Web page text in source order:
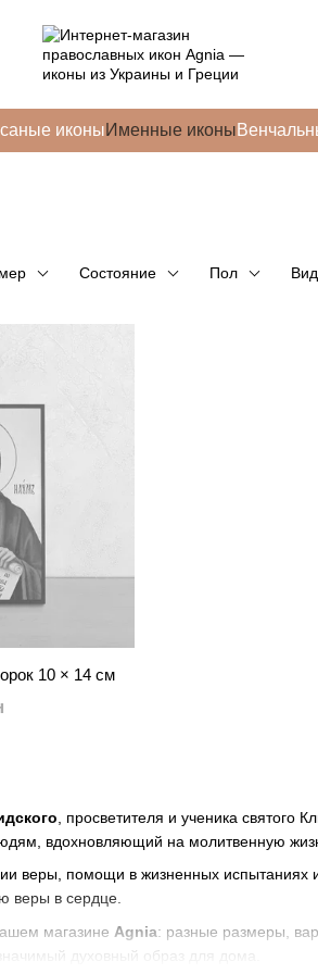
иконыИменные иконы
Состояние Пол
, просветителя и ученика святого
вдохновляющий на молитвенную
веры, помощи в жизненных
веры в сердце.
магазине Agnia: разные размеры,
духовный образ для дома.
10 × 14 см